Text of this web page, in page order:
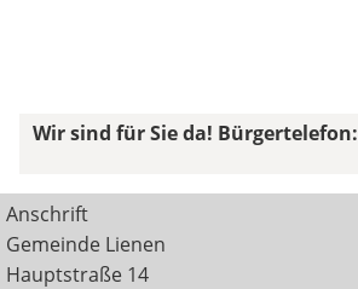
Wir sind für Sie da! Bürgertelefon:
Anschrift
Gemeinde Lienen
Hauptstraße 14